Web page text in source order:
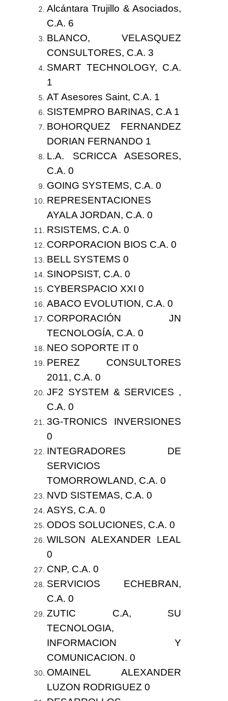
Alcántara Trujillo & Asociados,
C.A. 6
BLANCO, VELASQUEZ
CONSULTORES, C.A. 3
SMART TECHNOLOGY, C.A.
1
AT Asesores Saint, C.A. 1
SISTEMPRO BARINAS, C.A 1
BOHORQUEZ FERNANDEZ
DORIAN FERNANDO 1
L.A. SCRICCA ASESORES,
C.A. 0
GOING SYSTEMS, C.A. 0
REPRESENTACIONES
AYALA JORDAN, C.A. 0
RSISTEMS, C.A. 0
CORPORACION BIOS C.A. 0
BELL SYSTEMS 0
SINOPSIST, C.A. 0
CYBERSPACIO XXI 0
ABACO EVOLUTION, C.A. 0
CORPORACIÓN JN
TECNOLOGÍA, C.A. 0
NEO SOPORTE IT 0
PEREZ CONSULTORES
2011, C.A. 0
JF2 SYSTEM & SERVICES ,
C.A. 0
3G-TRONICS INVERSIONES
0
INTEGRADORES DE
SERVICIOS
TOMORROWLAND, C.A. 0
NVD SISTEMAS, C.A. 0
ASYS, C.A. 0
ODOS SOLUCIONES, C.A. 0
WILSON ALEXANDER LEAL
0
CNP, C.A. 0
SERVICIOS ECHEBRAN,
C.A. 0
ZUTIC C.A, SU
TECNOLOGIA,
INFORMACION Y
COMUNICACION. 0
OMAINEL ALEXANDER
LUZON RODRIGUEZ 0